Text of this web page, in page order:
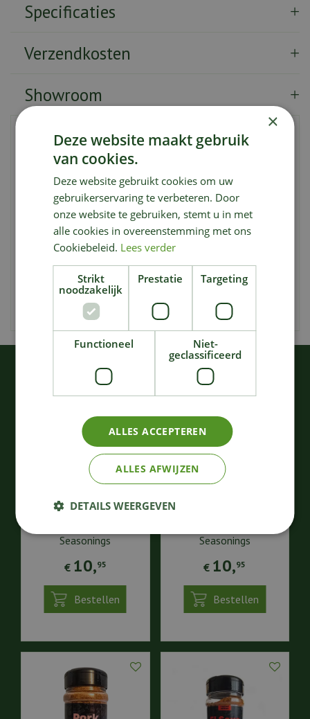
Specificaties
Verzendkosten
Showroom
Deze medium hete saus zit boordevol geheime kruiden
en heeft ook wat zoetigheid in huis voor een
gerechten naar een hoger niveau te tillen als laksaus of
gewoon achteraf om te dippen.
Inhoud :250ml
azijn, zout, kruiden & specerijen, moutazijn,
suikerstroop,SOJAsaus, ansjo
KIJK OOK EENS NAAR:
Seasonings
€ 10,95
Bestellen
Seasonings
€ 10,95
Bestellen
×
Deze website maakt gebruik
van cookies.
Deze website gebruikt cookies om uw
gebruikerservaring te verbeteren. Door
onze website te gebruiken, stemt u in met
alle cookies in overeenstemming met ons
Cookiebeleid. Lees verder
Strikt
noodzakelijk
Prestatie Targeting
Functioneel
Niet-
geclassificeerd
ALLES ACCEPTEREN
ALLES AFWIJZEN
DETAILS WEERGEVEN